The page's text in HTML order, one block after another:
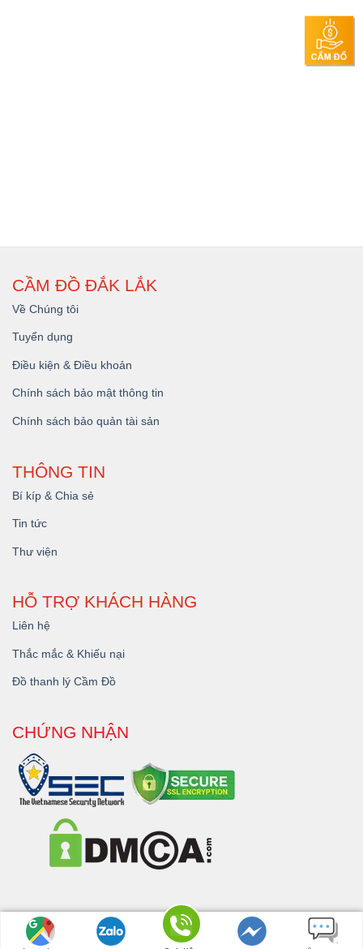
CẦM ĐỒ ĐẮK LẮK
Về Chúng tôi
Tuyển dụng
Điều kiện & Điều khoản
Chính sách bảo mật thông tin
Chính sách bảo quản tài sản
THÔNG TIN
Bí kíp & Chia sẻ
Tin tức
Thư viện
HỖ TRỢ KHÁCH HÀNG
Liên hệ
Thắc mắc & Khiếu nại
Đồ thanh lý Cầm Đồ
CHỨNG NHẬN
Copyright 2026 © - Dịch Vụ Cầm Đồ Đắk Lắk